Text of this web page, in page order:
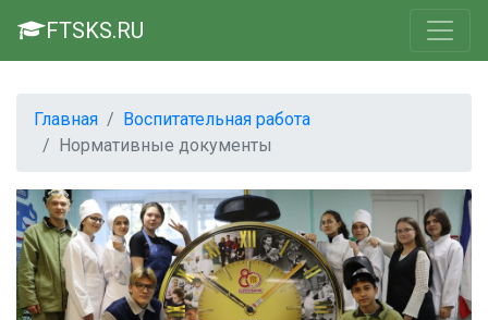
FTSKS.RU
Главная
Воспитательная работа
Нормативные документы